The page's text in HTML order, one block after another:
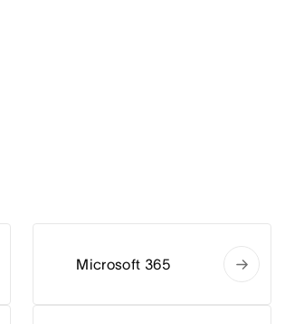
Microsoft 365